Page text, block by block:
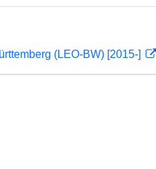
(LEO-BW) [2015-]